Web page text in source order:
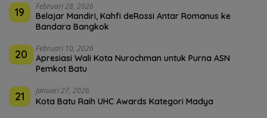
19 Februari 28, 2026
Belajar Mandiri, Kahfi deRossi Antar Romanus ke
Bandara Bangkok
20 Februari 10, 2026
Apresiasi Wali Kota Nurochman untuk Purna ASN
Pemkot Batu
21 Januari 27, 2026
Kota Batu Raih UHC Awards Kategori Madya